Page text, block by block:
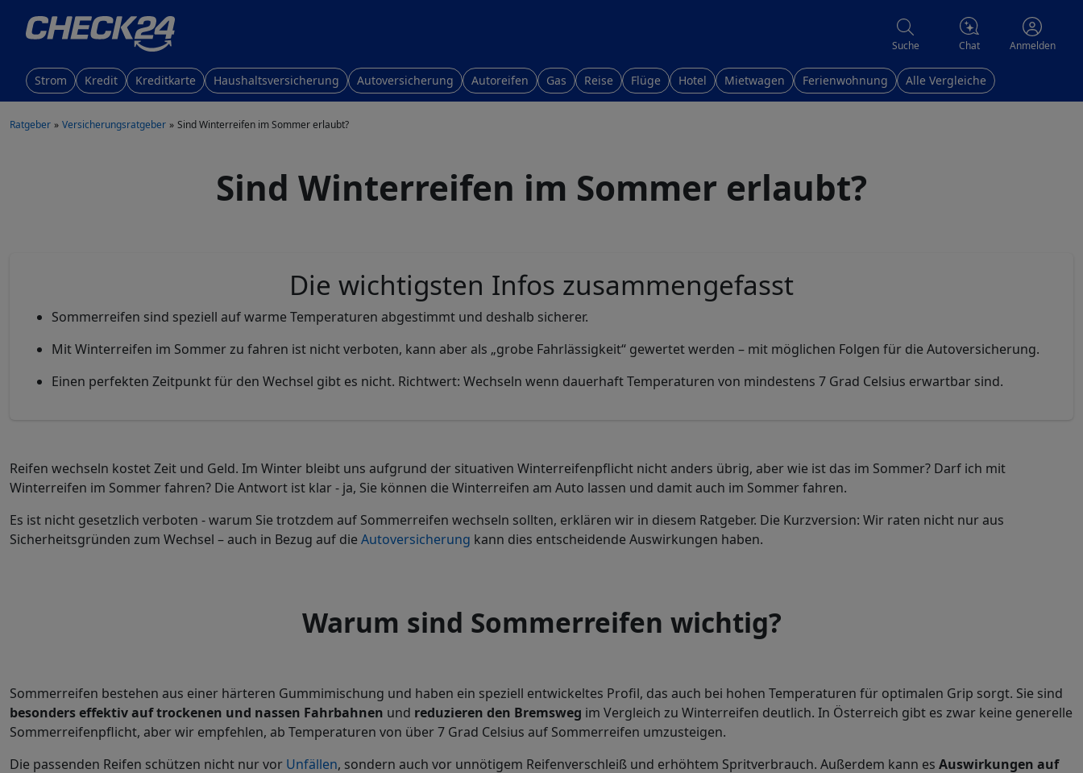
Suche Chat Anmelden
Strom Kredit Kreditkarte Haushaltsversicherung Autoversicherung Autoreifen Gas Reise Flüge Hotel Mietwagen Ferienwohnung Alle Vergleiche
Ratgeber Versicherungsratgeber Sind Winterreifen im Sommer erlaubt?
Sind Winterreifen im Sommer erlaubt?
Die wichtigsten Infos zusammengefasst
Sommerreifen sind speziell auf warme Temperaturen abgestimmt und deshalb sicherer.
Mit Winterreifen im Sommer zu fahren ist nicht verboten, kann aber als „grobe Fahrlässigkeit“ gewertet werden – mit möglichen Folgen für die Autoversicherung.
Einen perfekten Zeitpunkt für den Wechsel gibt es nicht. Richtwert: Wechseln wenn dauerhaft Temperaturen von mindestens 7 Grad Celsius erwartbar sind.
Reifen wechseln kostet Zeit und Geld. Im Winter bleibt uns aufgrund der situativen Winterreifenpflicht nicht anders übrig, aber wie ist das im Sommer? Darf ich mit
Winterreifen im Sommer fahren? Die Antwort ist klar - ja, Sie können die Winterreifen am Auto lassen und damit auch im Sommer fahren.
Es ist nicht gesetzlich verboten - warum Sie trotzdem auf Sommerreifen wechseln sollten, erklären wir in diesem Ratgeber. Die Kurzversion: Wir raten nicht nur aus
Sicherheitsgründen zum Wechsel – auch in Bezug auf die Autoversicherung kann dies entscheidende Auswirkungen haben.
Warum sind Sommerreifen wichtig?
Sommerreifen bestehen aus einer härteren Gummimischung und haben ein speziell entwickeltes Profil, das auch bei hohen Temperaturen für optimalen Grip sorgt. Sie sind
besonders effektiv auf trockenen und nassen Fahrbahnen und reduzieren den Bremsweg im Vergleich zu Winterreifen deutlich. In Österreich gibt es zwar keine generelle
Sommerreifenpflicht, aber wir empfehlen, ab Temperaturen von über 7 Grad Celsius auf Sommerreifen umzusteigen.
Die passenden Reifen schützen nicht nur vor Unfällen, sondern auch vor unnötigem Reifenverschleiß und erhöhtem Spritverbrauch. Außerdem kann es Auswirkungen auf